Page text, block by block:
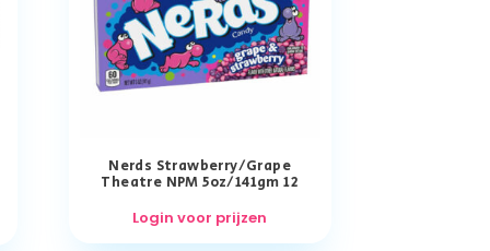
Nerds Strawberry/Grape
Theatre NPM 5oz/141gm 12
Login voor prijzen